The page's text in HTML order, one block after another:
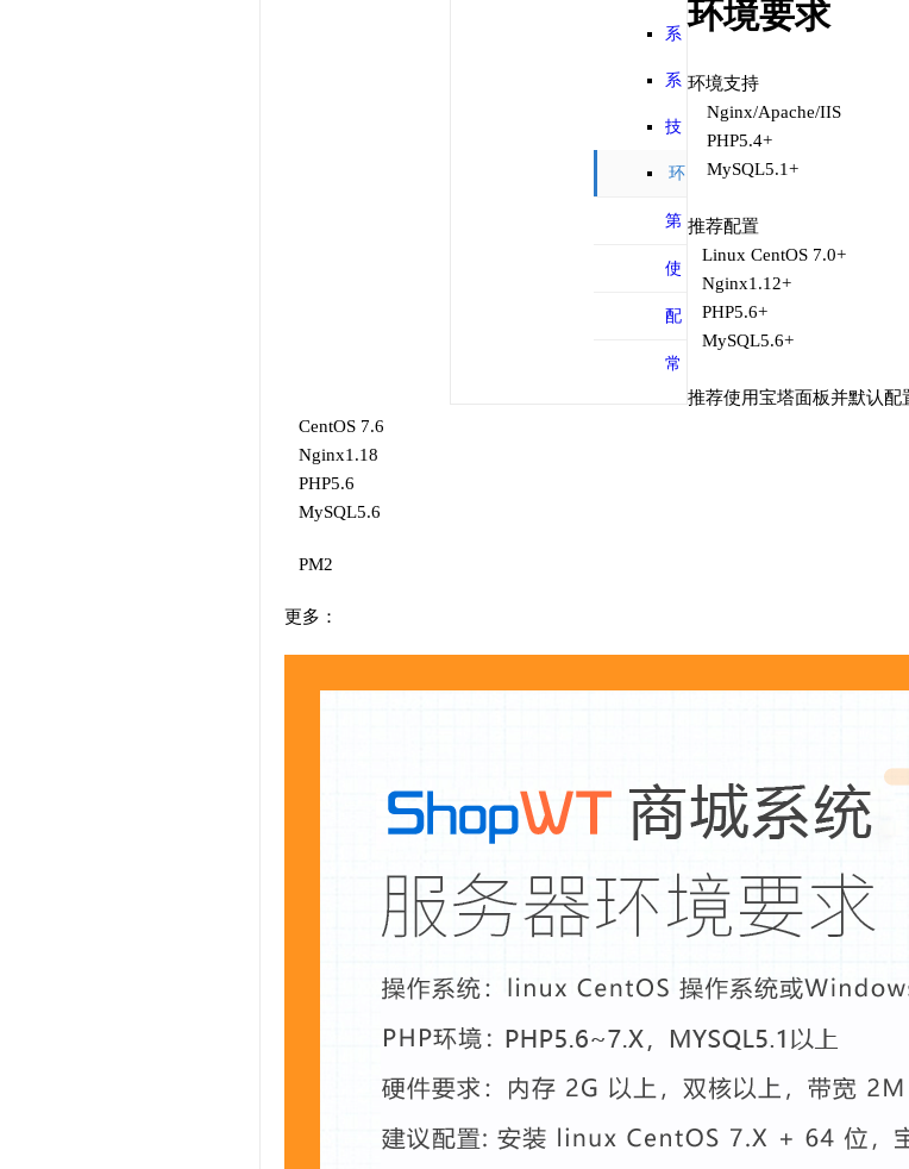
系
系
技
环
第
使
配
常
环境要求
环境支持
Nginx/Apache/IIS
PHP5.4+
MySQL5.1+
推荐配置
Linux CentOS 7.0+
Nginx1.12+
PHP5.6+
MySQL5.6+
推荐使用宝塔面板并默认配
CentOS 7.6
Nginx1.18
PHP5.6
MySQL5.6
PM2
更多：